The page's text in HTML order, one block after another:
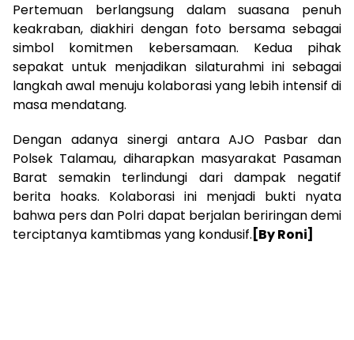
Pertemuan berlangsung dalam suasana penuh
keakraban, diakhiri dengan foto bersama sebagai
simbol komitmen kebersamaan. Kedua pihak
sepakat untuk menjadikan silaturahmi ini sebagai
langkah awal menuju kolaborasi yang lebih intensif di
masa mendatang.
Dengan adanya sinergi antara AJO Pasbar dan
Polsek Talamau, diharapkan masyarakat Pasaman
Barat semakin terlindungi dari dampak negatif
berita hoaks. Kolaborasi ini menjadi bukti nyata
bahwa pers dan Polri dapat berjalan beriringan demi
terciptanya kamtibmas yang kondusif. [By Roni]